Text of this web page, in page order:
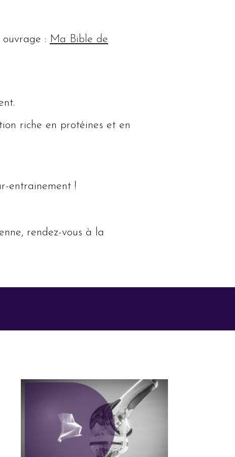
ouvrage : Ma Bible de
riche en protéines et en
entrainement !
rendez-vous à la